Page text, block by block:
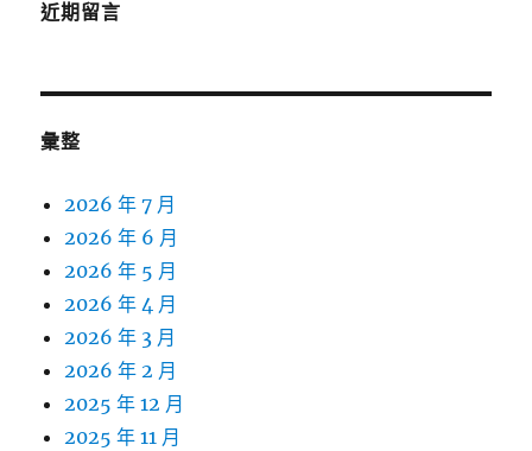
近期留言
彙整
2026 年 7 月
2026 年 6 月
2026 年 5 月
2026 年 4 月
2026 年 3 月
2026 年 2 月
2025 年 12 月
2025 年 11 月